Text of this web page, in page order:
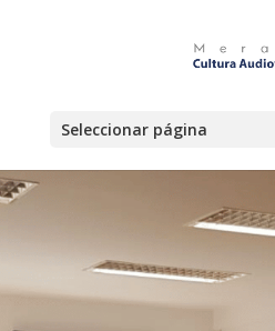
Seleccionar página